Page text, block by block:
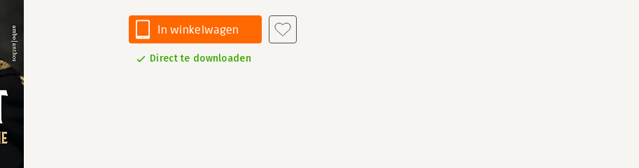
In winkelwagen
Direct te downloaden